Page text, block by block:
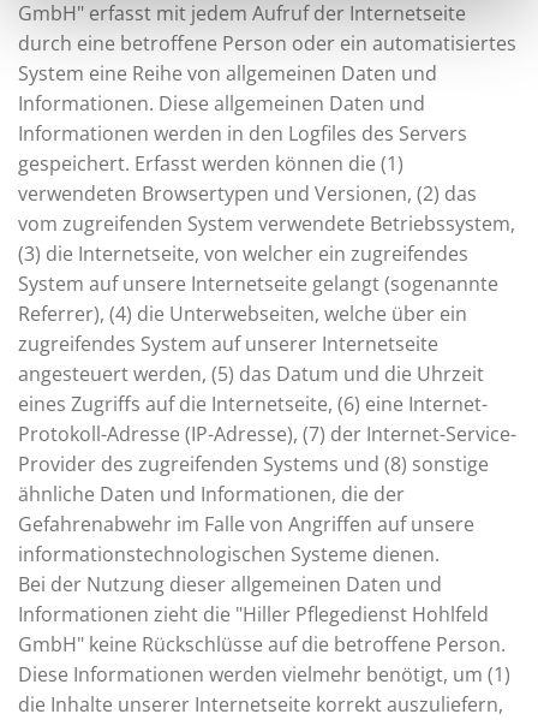
GmbH" erfasst mit jedem Aufruf der Internetseite
durch eine betroffene Person oder ein automatisiertes
System eine Reihe von allgemeinen Daten und
Informationen. Diese allgemeinen Daten und
Informationen werden in den Logfiles des Servers
gespeichert. Erfasst werden können die (1)
verwendeten Browsertypen und Versionen, (2) das
vom zugreifenden System verwendete Betriebssystem,
(3) die Internetseite, von welcher ein zugreifendes
System auf unsere Internetseite gelangt (sogenannte
Referrer), (4) die Unterwebseiten, welche über ein
zugreifendes System auf unserer Internetseite
angesteuert werden, (5) das Datum und die Uhrzeit
eines Zugriffs auf die Internetseite, (6) eine Internet-
Protokoll-Adresse (IP-Adresse), (7) der Internet-Service-
Provider des zugreifenden Systems und (8) sonstige
ähnliche Daten und Informationen, die der
Gefahrenabwehr im Falle von Angriffen auf unsere
informationstechnologischen Systeme dienen.
Bei der Nutzung dieser allgemeinen Daten und
Informationen zieht die "Hiller Pflegedienst Hohlfeld
GmbH" keine Rückschlüsse auf die betroffene Person.
Diese Informationen werden vielmehr benötigt, um (1)
die Inhalte unserer Internetseite korrekt auszuliefern,